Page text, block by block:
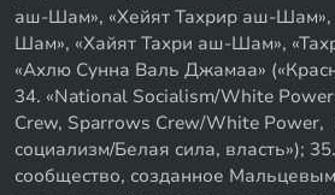
аш-Шам», «Хейят Тахрир аш-Шам»,
Шам», «Хайят Тахри аш-Шам»,
«Ахлю Сунна Валь Джамаа»
34. «National Socialism/White
Crew, Sparrows Crew/White
социализм/Белая сила, власть»);
сообщество, созданное